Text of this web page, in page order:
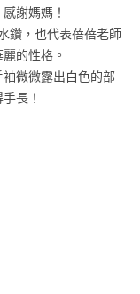
謝媽媽！
鑽，也代表蓓蓓老師
的性格。
微微露出白色的部
長！